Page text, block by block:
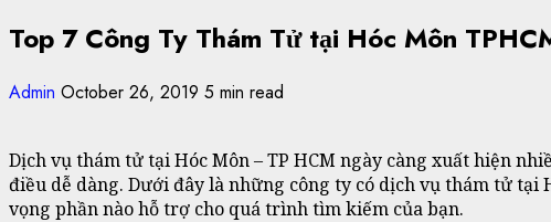
Top 7 Công Ty Thám Tử tại Hóc Môn
Admin October 26, 2019 5 min read
Dịch vụ thám tử tại Hóc Môn – TP HCM ngày càng xuất hiện
điều dễ dàng. Dưới đây là những công ty có dịch vụ thám tử
vọng phần nào hỗ trợ cho quá trình tìm kiếm của bạn.